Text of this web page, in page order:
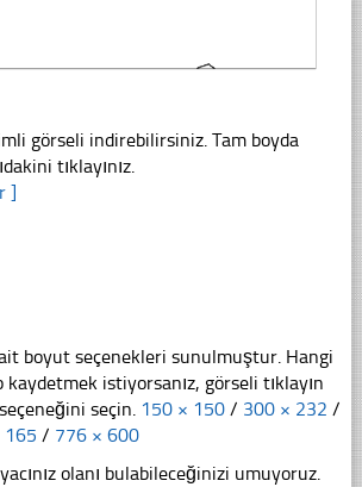
görseli indirebilirsiniz. Tam boyda
tıklayınız.
]
boyut seçenekleri sunulmuştur. Hangi
istiyorsanız, görseli tıklayın
seçin. 150 × 150 / 300 × 232 /
165 / 776 × 600
olanı bulabileceğinizi umuyoruz.